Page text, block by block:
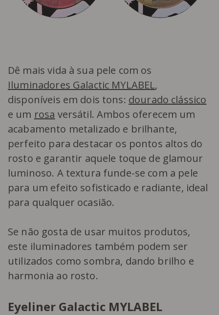
Dê mais vida à sua pele com os
Iluminadores Galactic MYLABEL,
disponíveis em dois tons: dourado clássico
e um rosa versátil. Ambos oferecem um
acabamento metalizado e brilhante,
perfeito para destacar os pontos altos do
rosto e garantir aquele toque de glamour
luminoso. A textura funde-se com a pele
para um efeito sofisticado e radiante, ideal
para qualquer ocasião.
Se não gosta de usar muitos produtos,
este iluminadores também podem ser
utilizados como sombra, dando brilho e
harmonia ao rosto.
Eyeliner Galactic MYLABEL